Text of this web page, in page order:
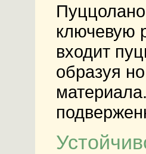
ключевую
входит
образуя